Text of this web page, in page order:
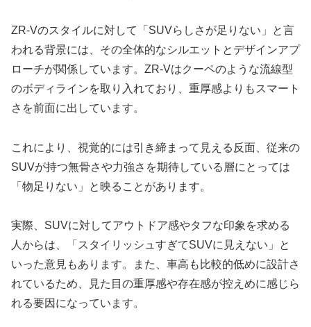
ZR-Vのスタイルに対して「SUVらしさが足りない」と言
われる背景には、その全体的なシルエットとデザインアプ
ローチが関係しています。ZR-Vはクーペのような流線型
のボディラインを取り入れており、重厚感よりもスマート
さを前面に出しています。
これにより、視覚的には引き締まって見える反面、従来の
SUVが持つ無骨さや力強さを期待している層にとっては
「物足りない」と映ることがあります。
実際、SUVに対してアウトドア感やタフな印象を求める
人からは、「スタイリッシュすぎてSUVに見えない」と
いった意見もあります。また、車高も比較的低めに設計さ
れているため、見た目の重厚感や存在感が控えめに感じら
れる要因になっています。